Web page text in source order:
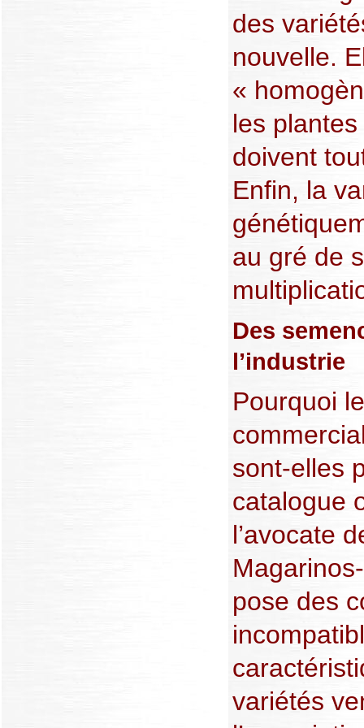
des
nouvelle.
«
les
doivent
Enfin, la
au gré de
Des
l’industrie
Pourquoi
sont-elles
catalogue
l’avocate
pose des
variétés